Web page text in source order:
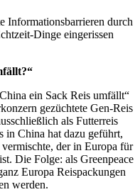
Informationsbarrieren durch
Dinge eingerissen
ein Sack Reis umfällt“
gezüchtete Gen-Reis
als Futterreis
in China hat dazu geführt,
der in Europa für
Die Folge: als Greenpeace
Europa Reispackungen
werden.